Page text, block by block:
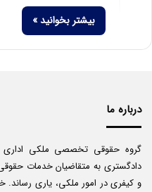
بیشتر بخوانید »
درباره ما
گروه حقوقی تخصصی ملکی اداری
دادگستری به متقاضیان خدمات
و کیفری در امور ملکی، یاری رساند.